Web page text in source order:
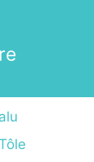
alu